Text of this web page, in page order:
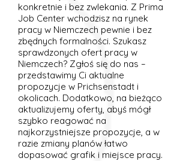
konkretnie i bez zwlekania. Z Prima
Job Center wchodzisz na rynek
pracy w Niemczech pewnie i bez
zbędnych formalności. Szukasz
sprawdzonych ofert pracy w
Niemczech? Zgłoś się do nas –
przedstawimy Ci aktualne
propozycje w Prichsenstadt i
okolicach. Dodatkowo, na bieżąco
aktualizujemy oferty, abyś mógł
szybko reagować na
najkorzystniejsze propozycje, a w
razie zmiany planów łatwo
dopasować grafik i miejsce pracy.